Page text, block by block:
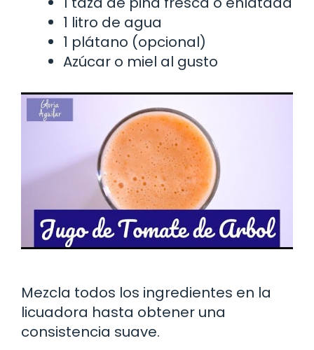
1 litro de agua
1 plátano (opcional)
Azúcar o miel al gusto
Mezcla todos los ingredientes en la
licuadora hasta obtener una
consistencia suave.